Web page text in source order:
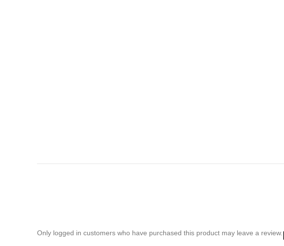
Only logged in customers who have purchased this product may leave a review.